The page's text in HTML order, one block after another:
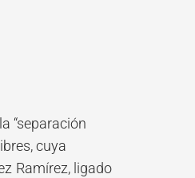
“separación
cuya
Ramírez, ligado